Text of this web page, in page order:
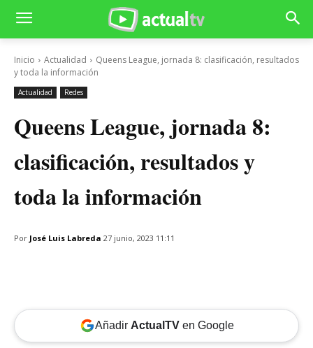
Inicio Actualidad
Queens League, jornada 8: clasificación, resultados
y toda la información
Actualidad Redes
Queens League, jornada 8:
clasificación, resultados y
toda la información
Por José Luis Labreda 27 junio, 2023 11:11
Añadir ActualTVen Google